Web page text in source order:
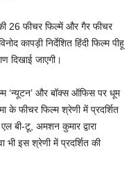
26 फीचर फिल्‍में और गैर फीचर
कापड़ी निर्देशित हिंदी फिल्‍म पीहू
दिखाई जाएगी।
‘न्‍यूटन’ और बॉक्‍स ऑफिस पर धूम
के फीचर फिल्‍म श्रेणी में प्रदर्शित
बी-टू, अमशन कुमार द्वारा
भी इस श्रेणी में प्रदर्शित की